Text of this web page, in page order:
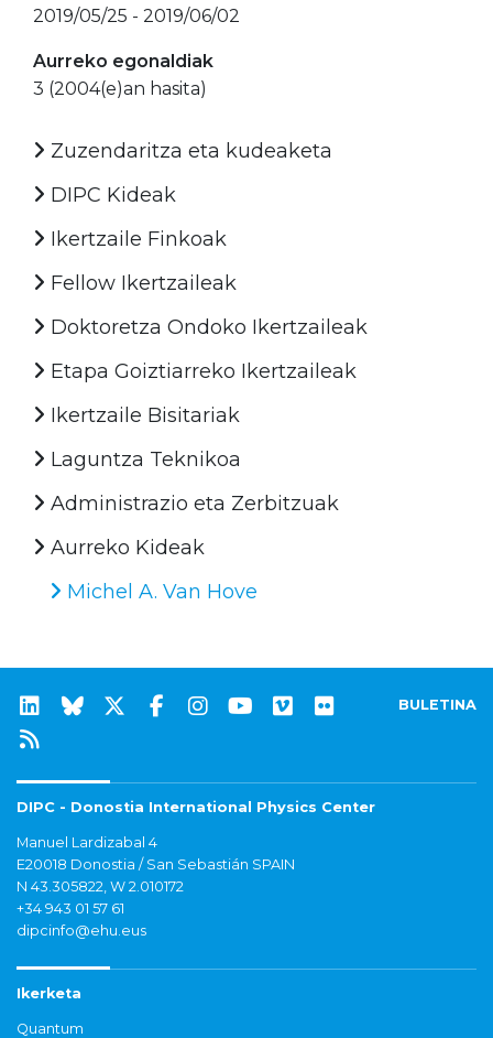
2019/05/25 - 2019/06/02
Aurreko egonaldiak
3 (2004(e)an hasita)
Zuzendaritza eta kudeaketa
DIPC Kideak
Ikertzaile Finkoak
Fellow Ikertzaileak
Doktoretza Ondoko Ikertzaileak
Etapa Goiztiarreko Ikertzaileak
Ikertzaile Bisitariak
Laguntza Teknikoa
Administrazio eta Zerbitzuak
Aurreko Kideak
Michel A. Van Hove
BULETINA
DIPC - Donostia International Physics Center
Manuel Lardizabal 4
E20018 Donostia / San Sebastián SPAIN
N 43.305822, W 2.010172
+34 943 01 57 61
dipcinfo@ehu.eus
Ikerketa
Quantum